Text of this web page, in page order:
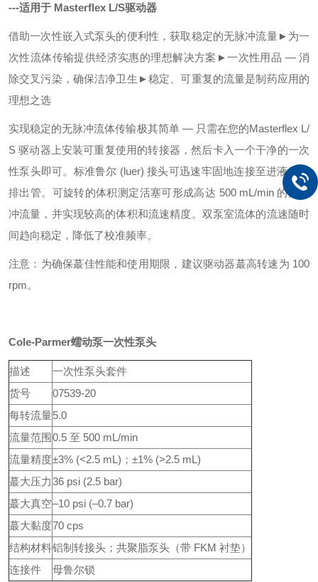
---适用于 Masterflex L/S驱动器
借助一次性嵌入式泵头的便利性，获取稳定的无脉冲流量►为一
次性流体传输提供经济实惠的理想解决方案 ►一次性用品 — 消
除交叉污染，确保洁净卫生 ►稳定、可重复的流量是制药应用的
理想之选
实现稳定的无脉冲流体传输极其简单 — 只需在您的Masterflex L/
S 驱动器上安装可重复使用的转接器，然后卡入一个干净的一次
性泵头即可。标准鲁尔 (luer) 接头可迅速牢固地连接至进液管和
排出管。可旋转的体积测定活塞可形成高达 500 mL/min 的无脉
冲流量，并实现较高的体积和流速精度。双泵室流体的流速随时
间趋向稳定，降低了校准频率。
注意：为确保蕞佳性能和使用期限，建议驱动器蕞高转速为 100
rpm。
Cole-Parmer蠕动泵一次性泵头
描述
一次性泵头套件
货号
07539-20
每转流量5.0
流量范围 0.5 至 500 mL/min
流量精度±3% (<2.5 mL)；±1% (>2.5 mL)
蕞大压力36 psi (2.5 bar)
蕞大真空–10 psi (–0.7 bar)
蕞大黏度70 cps
结构材料铝制转接头；共聚脂泵头（带 FKM 衬垫）
连接件
母鲁尔锁